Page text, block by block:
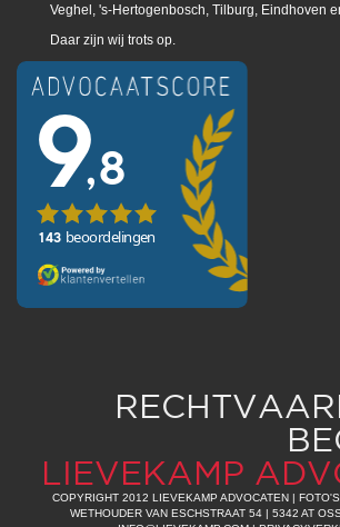
Veghel, 's-Hertogenbosch, Tilburg, Eindhoven
Daar zijn wij trots op.
LIEVEKAMP
COPYRIGHT 2012 LIEVEKAMP ADVOCATEN |
WETHOUDER VAN ESCHSTRAAT 54 | 5342 AT